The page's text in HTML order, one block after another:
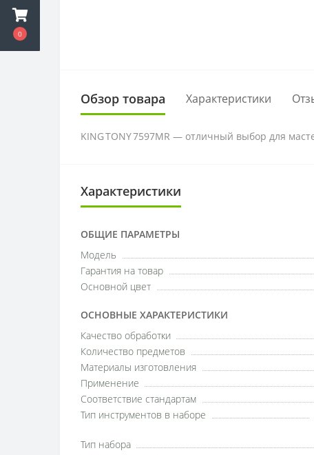
0
Обзор товара Характеристики
KING TONY 7597MR — отличный выбор для
Характеристики
ОБЩИЕ ПАРАМЕТРЫ
Модель
Гарантия на товар
Основной цвет
ОСНОВНЫЕ ХАРАКТЕРИСТИКИ
Качество обработки
Количество предметов
Материалы изготовления
Применение
Соответствие стандартам
Тип инструментов в наборе
Тип набора